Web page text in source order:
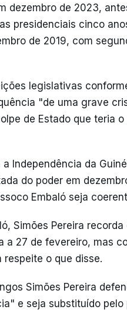
dezembro de 2023,
presidenciais cinco
de 2019, com
legislativas
"de uma grave
de Estado que teria
Independência da
do poder em
Embaló seja
Simões Pereira
a 27 de fevereiro, mas
o que disse.
Simões Pereira
e seja substituído pelo